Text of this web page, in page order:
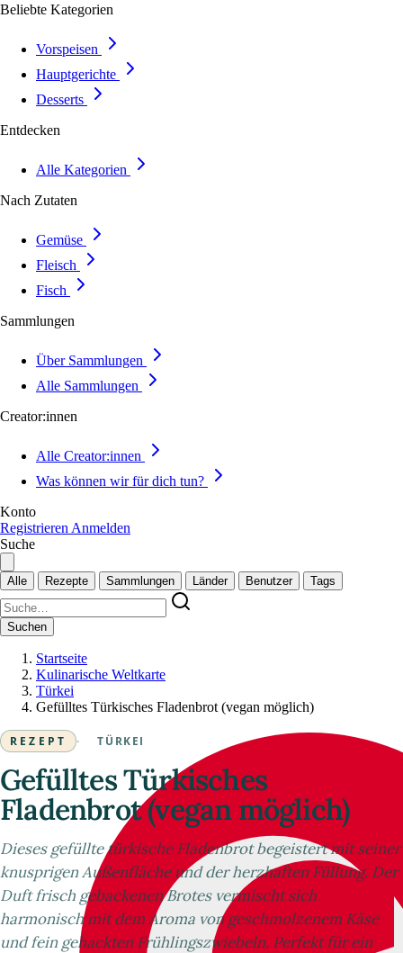
Beliebte Kategorien
Vorspeisen
Hauptgerichte
Desserts
Entdecken
Alle Kategorien
Nach Zutaten
Gemüse
Fleisch
Fisch
Sammlungen
Über Sammlungen
Alle Sammlungen
Creator:innen
Alle Creator:innen
Was können wir für dich tun?
Konto
Registrieren Anmelden
Suche
Alle Rezepte Sammlungen Länder Benutzer Tags
Suchen
Startseite
Kulinarische Weltkarte
Türkei
Gefülltes Türkisches Fladenbrot (vegan möglich)
REZEPT · TÜRKEI
Gefülltes Türkisches
Fladenbrot (vegan möglich)
Dieses gefüllte türkische Fladenbrot begeistert mit seiner
knusprigen Außenfläche und der herzhaften Füllung. Der
Duft frisch gebackenen Brotes vermischt sich
harmonisch mit dem Aroma von geschmolzenem Käse
und fein gehackten Frühlingszwiebeln. Perfekt für ein